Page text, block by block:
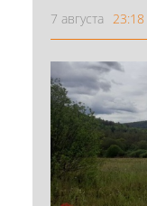
7 августа 23:18